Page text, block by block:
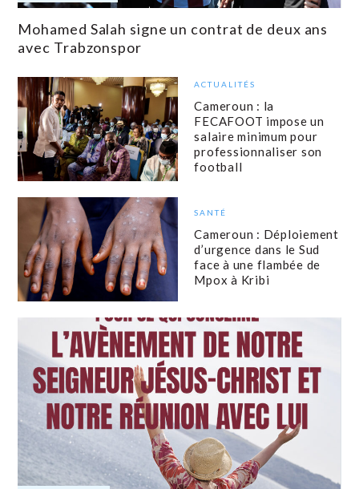
Mohamed Salah signe un contrat de deux ans
avec Trabzonspor
ACTUALITÉS
Cameroun : la
FECAFOOT impose un
salaire minimum pour
professionnaliser son
football
SANTÉ
Cameroun : Déploiement
d’urgence dans le Sud
face à une flambée de
Mpox à Kribi